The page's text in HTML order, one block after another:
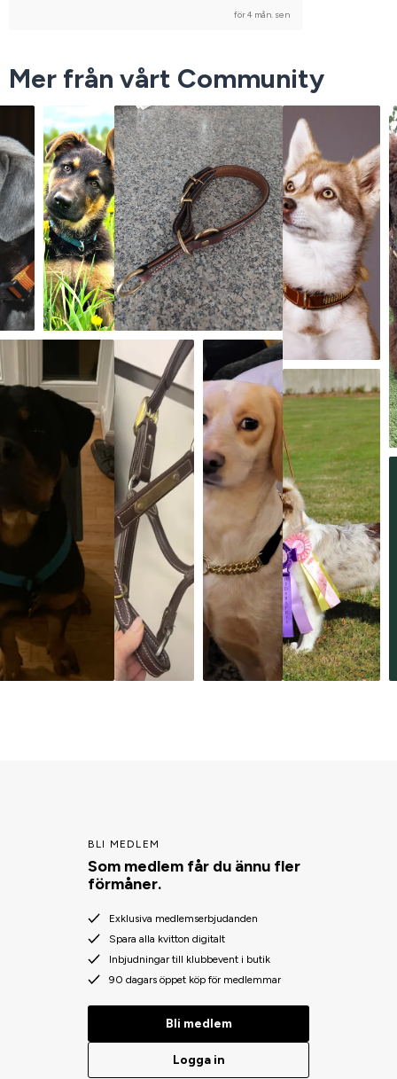
för 4 mån. sen
Mer från vårt Community
BLI MEDLEM
Som medlem får du ännu fler
förmåner.
Exklusiva medlemserbjudanden
Spara alla kvitton digitalt
Inbjudningar till klubbevent i butik
90 dagars öppet köp för medlemmar
Bli medlem
Logga in